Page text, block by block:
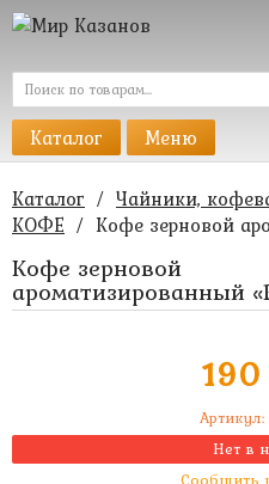
Каталог Меню
Каталог / Чайники,
КОФЕ / Кофе зерновой
Кофе зерновой
ароматизированный
190
Артикул:
Нет в